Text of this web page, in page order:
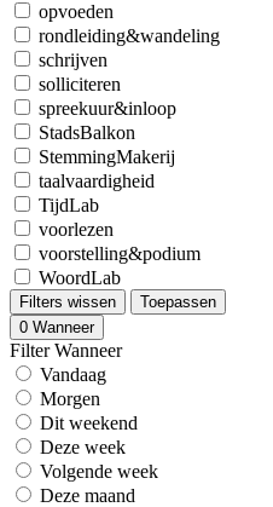
opvoeden
rondleiding&wandeling
schrijven
solliciteren
spreekuur&inloop
StadsBalkon
StemmingMakerij
taalvaardigheid
TijdLab
voorlezen
voorstelling&podium
WoordLab
Filters wissen
Toepassen
0 Wanneer
Filter Wanneer
Vandaag
Morgen
Dit weekend
Deze week
Volgende week
Deze maand